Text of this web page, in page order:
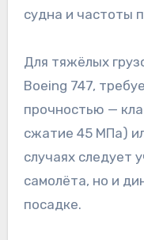
судна и частоты
Для тяжёлых
Boeing 747,
прочностью —
сжатие 45 МПа)
случаях следует
самолёта, но и
посадке.